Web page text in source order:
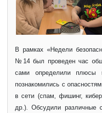
В рамках «Недели
№14 был проведен час
сами определили плюсы
познакомились с
в сети (спам, фишинг,
др.). Обсудили различные